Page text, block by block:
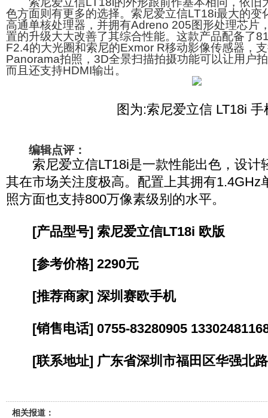
色方面则有更多的选择。索尼爱立信LT18i最大的变
高通单核处理器，并拥有Adreno 205图形处理芯片
置的升级大大改善了其综合性能。这款产品配备了
F2.4的大光圈和索尼的Exmor R移动影像传感器，
Panorama拍照，3D全景扫描拍摄功能可以让用户
而且还支持HDMI输出。
图为:索尼爱立信 LT18i 手
编辑点评：
索尼爱立信LT18i是一款性能出色，设计
其在市场关注度极高。配置上其拥有1.4GHz
照方面也支持800万像素级别的水平。
[产品型号] 索尼爱立信LT18i 欧版
[参考价格] 2290元
[推荐商家] 深圳赛欧手机
[销售电话] 0755-83280905
[联系地址] 广东省深圳市福田区华强北
相关报道：